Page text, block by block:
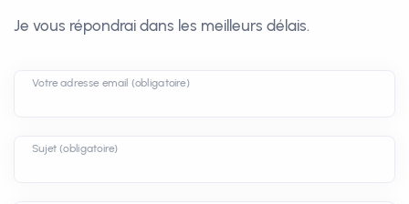
Je vous répondrai dans les meilleurs délais.
Votre adresse email (obligatoire)
Sujet (obligatoire)